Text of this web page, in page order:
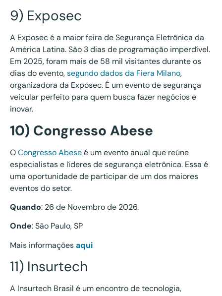
9) Exposec
A Exposec é a maior feira de Segurança Eletrônica da
América Latina. São 3 dias de programação imperdível.
Em 2025, foram mais de 58 mil visitantes durante os
dias do evento,segundo dados da Fiera Milano,
organizadora da Exposec. É um evento de segurança
veicular perfeito para quem busca fazer negócios e
inovar.
10) Congresso Abese
OCongresso Abeseé um evento anual que reúne
especialistas e líderes de segurança eletrônica. Essa é
uma oportunidade de participar de um dos maiores
eventos do setor.
Quando: 26 de Novembro de 2026.
Onde: São Paulo, SP
Mais informaçõesaqui
11) Insurtech
A Insurtech Brasil é um encontro de tecnologia,